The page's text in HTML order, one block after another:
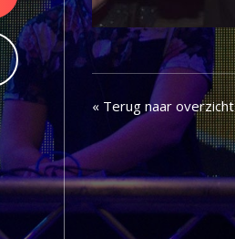
« Terug naar overzicht